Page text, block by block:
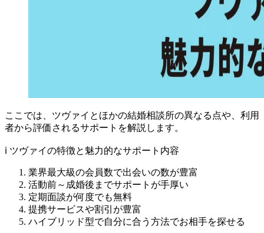
ここでは、ツヴァイとほかの結婚相談所の異なる点や、利用
者から評価されるサポートを解説します。
ℹ️ ツヴァイの特徴と魅力的なサポート内容
業界最大級の会員数で出会いの数が豊富
活動前～成婚後までサポートが手厚い
定期面談が何度でも無料
提携サービスや割引が豊富
ハイブリッド型で自分に合う方法でお相手を探せる